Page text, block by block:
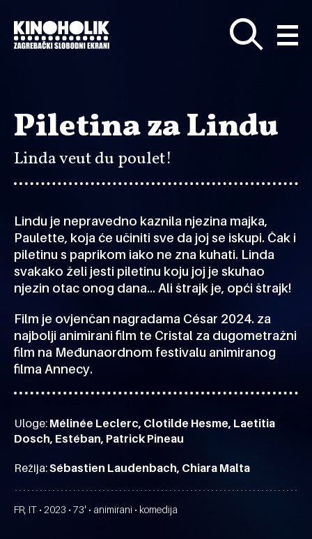
glavni
sadržaj
Piletina za Lindu
Linda veut du poulet!
Lindu je nepravedno kaznila njezina majka,
Paulette, koja će učiniti sve da joj se iskupi. Čak i
piletinu s paprikom iako ne zna kuhati. Linda
svakako želi jesti piletinu koju joj je skuhao
njezin otac onog dana… Ali štrajk je, opći štrajk!
Film je ovjenčan nagradama César 2024. za
najbolji animirani film te Cristal za dugometražni
film na Međunaordnom festivalu animiranog
filma Annecy.
Uloge: Mélinée Leclerc, Clotilde Hesme, Laetitia
Dosch, Estéban, Patrick Pineau
Režija:Sébastien Laudenbach, Chiara Malta
FR, IT • 2023 • 73' • animirani • komedija